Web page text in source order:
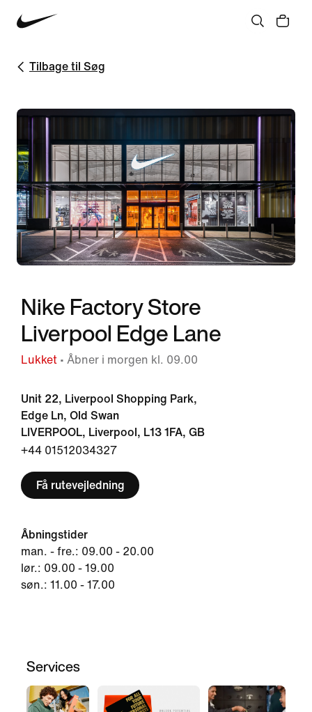
Tilbage til Søg
Nike Factory Store
Liverpool Edge Lane
Lukket • Åbner i morgen kl. 09.00
Unit 22, Liverpool Shopping Park,
Edge Ln, Old Swan
LIVERPOOL, Liverpool, L13 1FA, GB
+44 01512034327
Få rutevejledning
Åbningstider
man. - fre.: 09.00 - 20.00
lør.: 09.00 - 19.00
søn.: 11.00 - 17.00
Services